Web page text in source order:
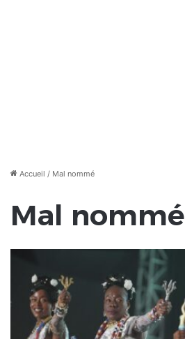
Accueil / Mal nommé
Mal nommé